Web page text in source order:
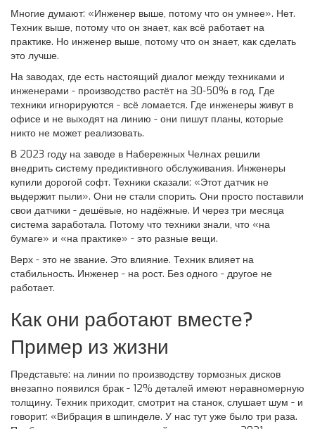
Многие думают: «Инженер выше, потому что он умнее». Нет.
Техник выше, потому что он знает, как всё работает на
практике. Но инженер выше, потому что он знает, как сделать
это лучше.
На заводах, где есть настоящий диалог между техниками и
инженерами - производство растёт на 30-50% в год. Где
техники игнорируются - всё ломается. Где инженеры живут в
офисе и не выходят на линию - они пишут планы, которые
никто не может реализовать.
В 2023 году на заводе в Набережных Челнах решили
внедрить систему предиктивного обслуживания. Инженеры
купили дорогой софт. Техники сказали: «Этот датчик не
выдержит пыли». Они не стали спорить. Они просто поставили
свои датчики - дешёвые, но надёжные. И через три месяца
система заработала. Потому что техники знали, что «на
бумаге» и «на практике» - это разные вещи.
Верх - это не звание. Это влияние. Техник влияет на
стабильность. Инженер - на рост. Без одного - другое не
работает.
Как они работают вместе?
Пример из жизни
Представьте: на линии по производству тормозных дисков
внезапно появился брак - 12% деталей имеют неравномерную
толщину. Техник приходит, смотрит на станок, слушает шум - и
говорит: «Вибрация в шпинделе. У нас тут уже было три раза.